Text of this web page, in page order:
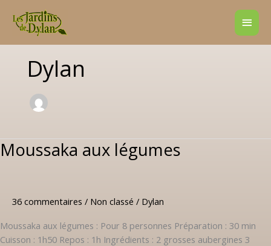
contenu
Dylan
Moussaka aux légumes
36 commentaires / Non classé / Dylan
Moussaka aux légumes : Pour 8 personnes Préparation : 30 min
Cuisson : 1h50 Repos : 1h Ingrédients : 2 grosses aubergines 3
Moussaka
aux